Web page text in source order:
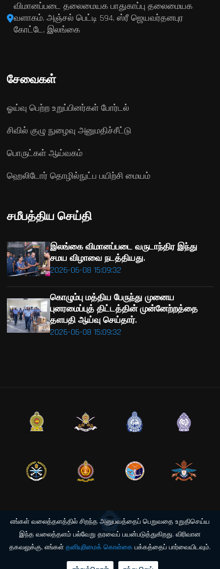
விமானப்படை தலைமையக பாதுகாப்பு தலைமையக
வளாகம், அஞ்சல் பெட்டி 594, ஸ்ரீ ஜெயவர்தனபுர
கோட்டே, இலங்கை
சேவைகள்
ஓய்வு பெற்ற உறுப்பினர்கள் போர்டல்
சிவில் குழு நுழைவு அனுமதிச்சீட்டு
பொருட்கள் ஆய்வகம்
ஹெலிடோர் தொழில்நுட்ப பயிற்சி மையம்
சமீபத்திய செய்தி
2026-06-08 15:09:32
இலங்கை விமானப்படை வருடாந்திர இந்து
சமய விழாவை நடத்தியது.
2026-06-08 15:09:32
கொழும்பு மத்திய பேருந்து முனைய
புனரமைப்புத் திட்டத்தின் முன்னேற்றத்தை
தளபதி ஆய்வு செய்தார்.
எங்கள் வலைத்தளத்தில் சிறந்த அனுபவத்தைப் பெறுவதை உறுதிசெய்ய
இந்த வலைத்தளம் பல்வேறு தரவைப் பயன்படுத்துகிறது. விரிவான
தகவலுக்கு, எங்கள் தனியுரிமைக் கொள்கை பக்கத்தைப் பார்வையிடவும்.